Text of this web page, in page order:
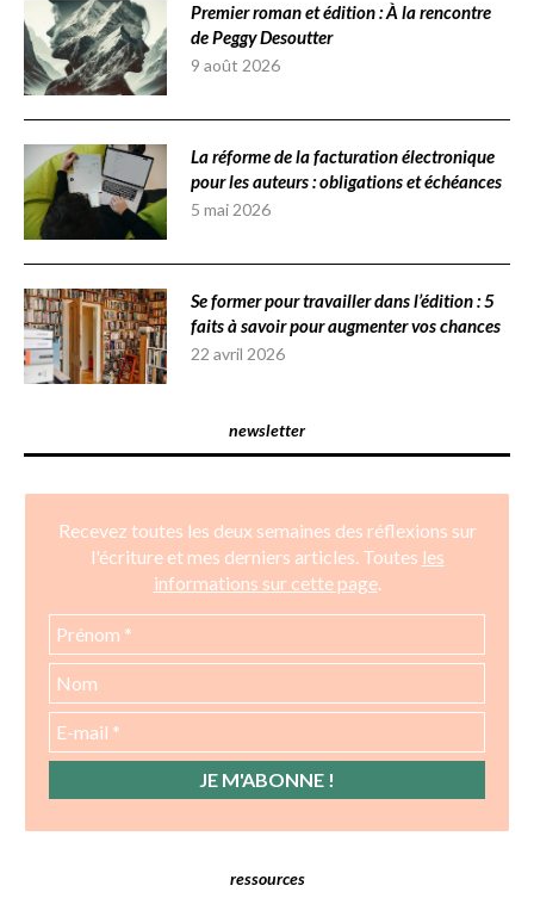
Premier roman et édition : À la rencontre
de Peggy Desoutter
9 août 2026
La réforme de la facturation électronique
pour les auteurs : obligations et échéances
5 mai 2026
Se former pour travailler dans l’édition : 5
faits à savoir pour augmenter vos chances
22 avril 2026
newsletter
Recevez toutes les deux semaines des réflexions sur
l'écriture et mes derniers articles. Toutes les
informations sur cette page.
ressources